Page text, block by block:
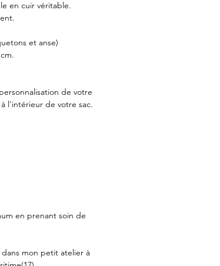
en cuir véritable.
et anse)
de votre
l'intérieur de votre sac.
en prenant soin de
mon petit atelier à